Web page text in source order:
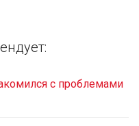
с проблемами